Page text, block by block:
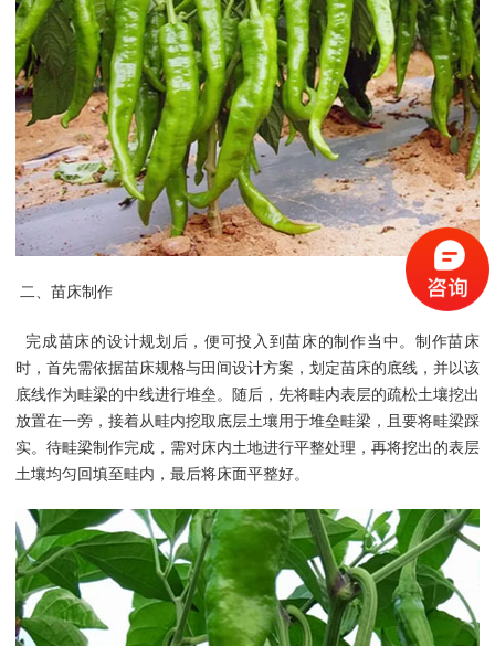
二、苗床制作
完成苗床的设计规划后，便可投入到苗床的制作当中。制作苗床
时，首先需依据苗床规格与田间设计方案，划定苗床的底线，并以该
底线作为畦梁的中线进行堆垒。随后，先将畦内表层的疏松土壤挖出
放置在一旁，接着从畦内挖取底层土壤用于堆垒畦梁，且要将畦梁踩
实。待畦梁制作完成，需对床内土地进行平整处理，再将挖出的表层
土壤均匀回填至畦内，最后将床面平整好。